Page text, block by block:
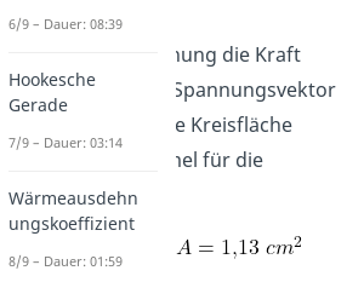
Da bei der Zugspannung die Kraft
immer vertikal zum Spannungsvektor
steht, müssen wir die Kreisfläche
berechnen. Die Formel für die
Kreisfläche lautet:
6/9 – Dauer: 08:39
Hookesche
Gerade
7/9 – Dauer: 03:14
Wärmeausdehn
ungskoeffizient
8/9 – Dauer: 01:59